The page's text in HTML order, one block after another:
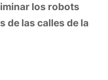
los robots
de las calles de la